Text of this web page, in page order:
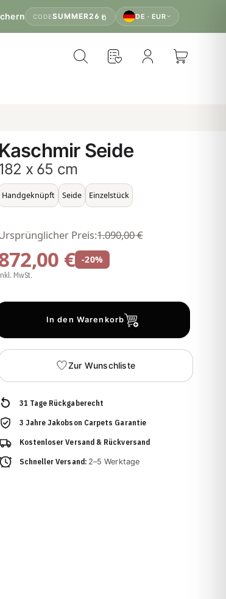
CODESUMMER26 DE · EUR
Kaschmir Seide
x 65 cm
Handgeknüpft Seide Einzelstück
€
Preis:1.090,00 €
-20%
MwSt.
In den Warenkorb
Zur Wunschliste
31 Tage Rückgaberecht
3 Jahre Jakobson Carpets Garantie
Kostenloser Versand & Rückversand
Schneller Versand: 2–5 Werktage